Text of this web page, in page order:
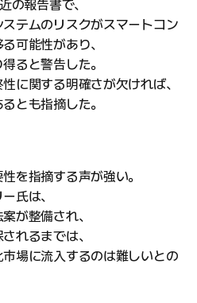
の報告書で、
テムのリスクがスマートコン
可能性があり、
ると警告した。
に関する明確さが欠ければ、
とも指摘した。
を指摘する声が強い。
氏は、
が整備され、
れるまでは、
場に流入するのは難しいとの